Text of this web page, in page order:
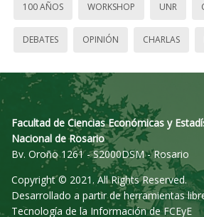
100 AÑOS WORKSHOP UNR
DEBATES OPINIÓN CHARLAS
Facultad de Ciencias Económicas y
Nacional de Rosario
Bv. Oroño 1261 - S2000DSM - Rosario
Copyright © 2021. All Rights Reserved.
Desarrollado a partir de herramientas
Tecnología de la Información de FCEyE